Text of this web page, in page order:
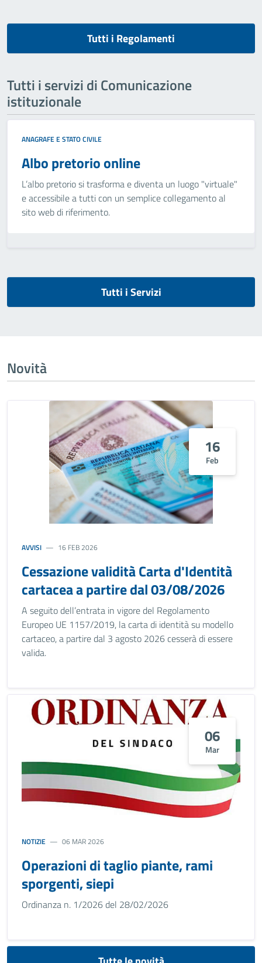
Tutti i Regolamenti
Tutti i servizi di Comunicazione
istituzionale
ANAGRAFE E STATO CIVILE
Albo pretorio online
L’albo pretorio si trasforma e diventa un luogo "virtuale"
e accessibile a tutti con un semplice collegamento al
sito web di riferimento.
Tutti i Servizi
Novità
16
Feb
AVVISI 16 FEB 2026
Cessazione validità Carta d'Identità
cartacea a partire dal 03/08/2026
A seguito dell’entrata in vigore del Regolamento
Europeo UE 1157/2019, la carta di identità su modello
cartaceo, a partire dal 3 agosto 2026 cesserà di essere
valida.
06
Mar
NOTIZIE 06 MAR 2026
Operazioni di taglio piante, rami
sporgenti, siepi
Ordinanza n. 1/2026 del 28/02/2026